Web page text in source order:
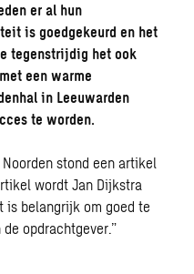
er al hun
is goedgekeurd en het
tegenstrijdig het ook
een warme
in Leeuwarden
te worden.
stond een artikel
wordt Jan Dijkstra
is belangrijk om goed te
opdrachtgever.”